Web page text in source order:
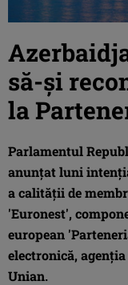
să-şi
la
Parlamentul
anunţat luni
a calităţii de
'Euronest',
european
electronică,
Unian.